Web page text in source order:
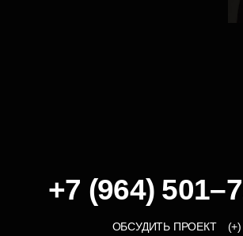
(+)
ОБСУДИТЬ ПРОЕКТ
+7 (964)